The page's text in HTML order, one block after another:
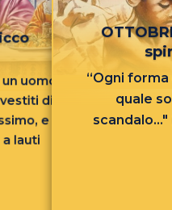
uomo
di
e
lauti
“Ogni
quale
scandalo..."